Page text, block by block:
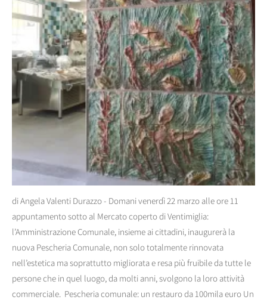
di Angela Valenti Durazzo - Domani venerdì 22 marzo alle ore 11
appuntamento sotto al Mercato coperto di Ventimiglia:
l’Amministrazione Comunale, insieme ai cittadini, inaugurerà la
nuova Pescheria Comunale, non solo totalmente rinnovata
nell’estetica ma soprattutto migliorata e resa più fruibile da tutte le
persone che in quel luogo, da molti anni, svolgono la loro attività
commerciale. Pescheria comunale: un restauro da 100mila euro Un